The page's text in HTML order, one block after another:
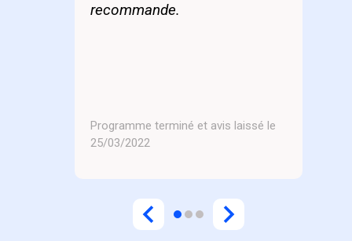
recommande.
Programme terminé et avis laissé le
25/03/2022